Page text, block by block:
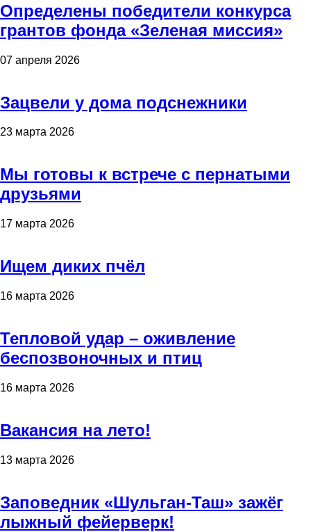
Определены победители конкурса
грантов фонда «Зеленая миссия»
07 апреля 2026
Зацвели у дома подснежники
23 марта 2026
Мы готовы к встрече с пернатыми
друзьями
17 марта 2026
Ищем диких пчёл
16 марта 2026
Тепловой удар – оживление
беспозвоночных и птиц
16 марта 2026
Вакансия на лето!
13 марта 2026
Заповедник «Шульган-Таш» зажёг
лыжный фейерверк!